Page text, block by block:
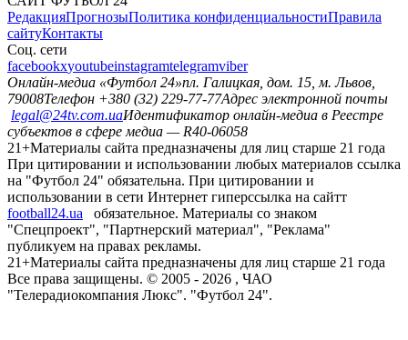
РедакцияПрогнозыПолитика конфиденциальностиПравила
сайтуКонтакты
Соц. сети
facebookxyoutubeinstagramtelegramviber
Онлайн-медиа «Футбол 24»пл. Галицкая, дом. 15, м. Львов,
79008Телефон +380 (32) 229-77-77Адрес электронной почты
legal@24tv.com.uaИдентификатор онлайн-медиа в Реестре
субъектов в сфере медиа — R40-06058
21+Материалы сайта предназначены для лиц старше 21 года
При цитировании и использовании любых материалов ссылка
на "Футбол 24" обязательна. При цитировании и
использовании в сети Интернет гиперссылка на сайтт
football24.ua
обязательное. Материалы со знаком
"Спецпроект", "Партнерский материал", "Реклама"
публикуем на правах рекламы.
21+Материалы сайта предназначены для лиц старше 21 года
Все права защищены. © 2005 - 2026 , ЧАО
"Телерадиокомпания Люкс". "Футбол 24".